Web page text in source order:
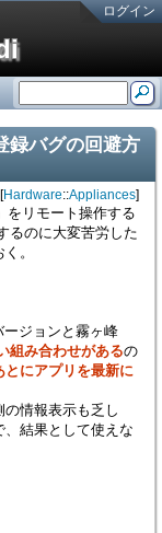
ログイン
曜が大好きなOL
接起動する方法 hy
つこ
録バグの回避方
Hardware::Appliances
をリモート操作する
るのに大変苦労した
。
ジョンと霧ヶ峰
組み合わせがあるの
とにアプリを最新に
情報表示も乏し
、結果として使えな